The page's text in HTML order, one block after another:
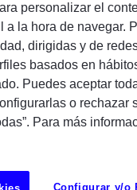
personalizar el
a la hora de navegar.
dirigidas y de
basados en
Puedes aceptar
o rechazar
Para más
Configurar y/o